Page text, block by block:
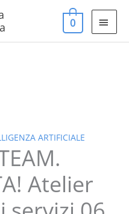
0
ARTIFICIALE
Atelier